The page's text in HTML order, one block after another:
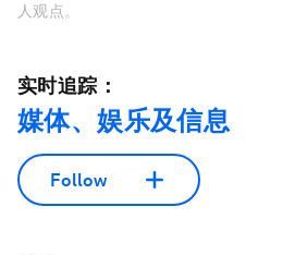
人观点。
实时追踪：
媒体、娱乐及信息
Follow